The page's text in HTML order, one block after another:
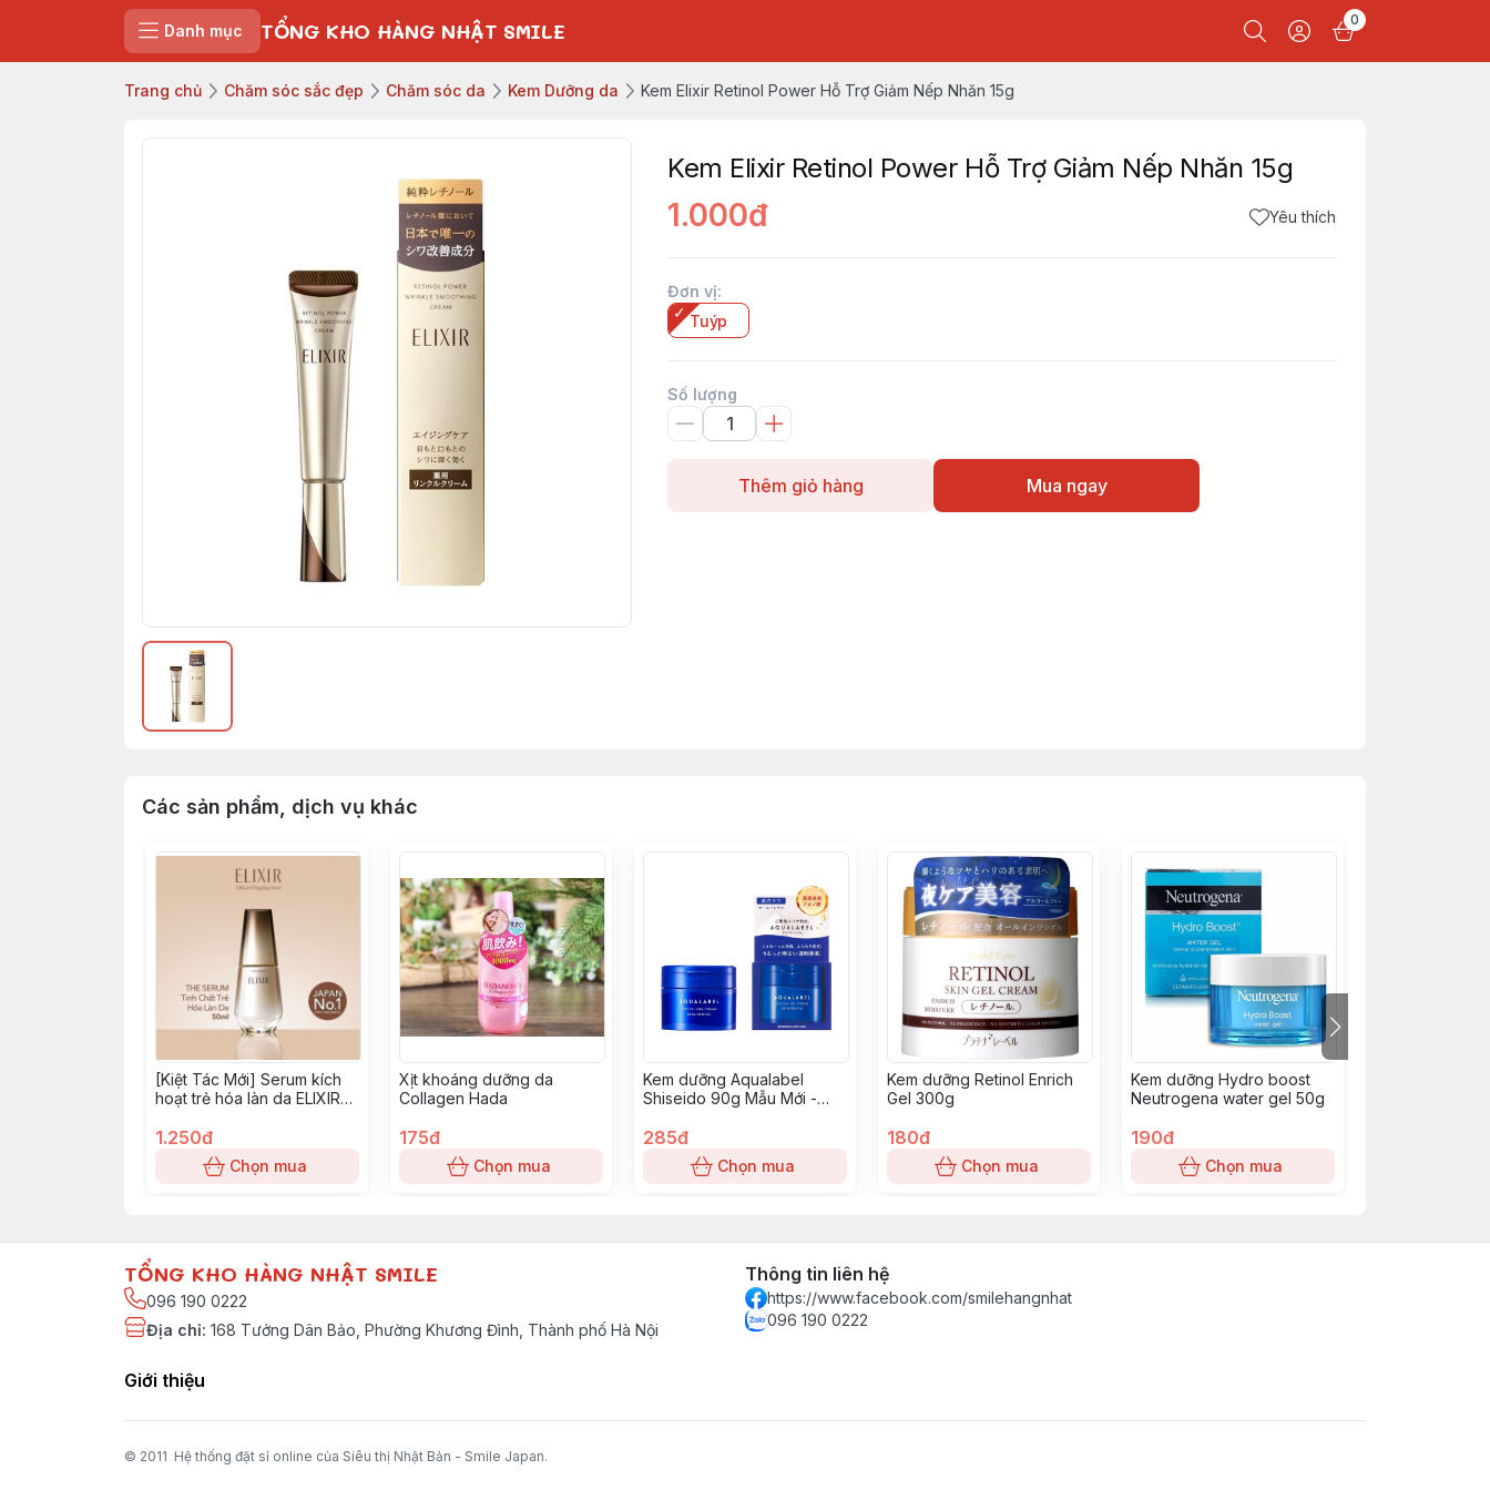
Danh mục TỔNG KHO HÀNG NHẬT SMILE 0
Trang chủ Chăm sóc sắc đẹp Chăm sóc da Kem Dưỡng da Kem Elixir Retinol Power Hỗ Trợ Giảm Nếp Nhăn 15g
Kem Elixir Retinol Power Hỗ Trợ Giảm Nếp Nhăn 15g
1.000đ Yêu thích
Đơn vị:
Tuýp
Số lượng
Thêm giỏ hàng Mua ngay
Các sản phẩm, dịch vụ khác
￼[Kiệt Tác Mới] Serum kích
hoạt trẻ hóa làn da ELIXIR
1.250đ
Chọn mua
Xịt khoáng dưỡng da
Collagen Hada
175đ
Chọn mua
Kem dưỡng Aqualabel
Shiseido 90g Mẫu Mới -
285đ
Chọn mua
Kem dưỡng Retinol Enrich
Gel 300g
180đ
Chọn mua
Kem dưỡng Hydro boost
Neutrogena water gel 50g
190đ
Chọn mua
TỔNG KHO HÀNG NHẬT SMILE
096 190 0222
Địa chỉ: 168 Tưởng Dân Bảo, Phường Khương Đình, Thành phố Hà Nội
Thông tin liên hệ
https://www.facebook.com/smilehangnhat
096 190 0222
Giới thiệu
© 2011 Hệ thống đặt sỉ online của Siêu thị Nhật Bản - Smile Japan.